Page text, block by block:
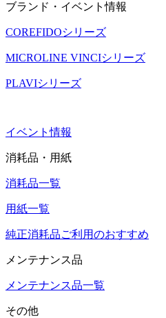
ブランド・イベント情報
COREFIDOシリーズ
MICROLINE VINCIシリーズ
PLAVIシリーズ
イベント情報
消耗品・用紙
消耗品一覧
用紙一覧
純正消耗品ご利用のおすすめ
メンテナンス品
メンテナンス品一覧
その他